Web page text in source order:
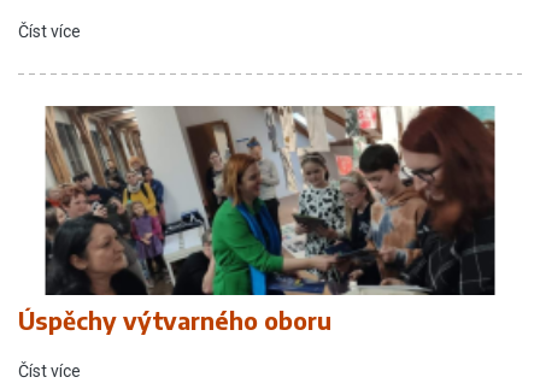
Číst více
Úspěchy výtvarného oboru
Číst více